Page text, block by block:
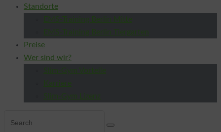
Standorte
EMS-Training Berlin Mitte
EMS-Training Berlin Tiergarten
Preise
Wer sind wir?
Slim-Gym Vorteile
Karriere
Slim-Gym Lizenz